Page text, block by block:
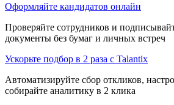
Оформляйте кандидатов онлайн
Проверяйте сотрудников и
документы без бумаг и личных встреч
Ускорьте подбор в 2 раза с Talantix
Автоматизируйте сбор откликов,
собирайте аналитику в 2 клика